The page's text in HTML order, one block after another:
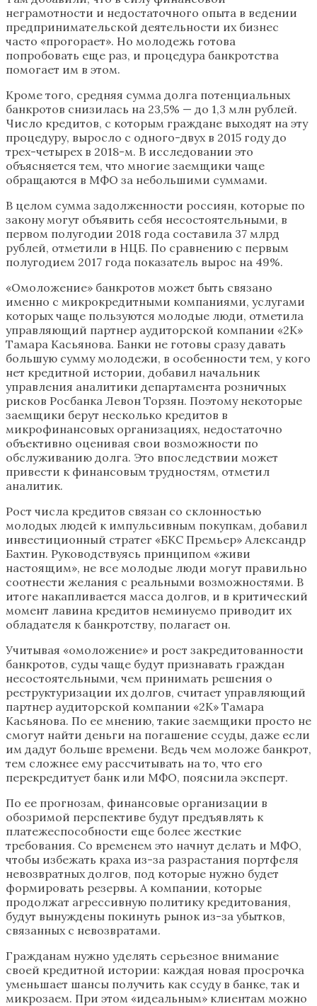
неграмотности и недостаточного опыта в ведении
предпринимательской деятельности их бизнес
часто «прогорает». Но молодежь готова
попробовать еще раз, и процедура банкротства
помогает им в этом.
Кроме того, средняя сумма долга потенциальных
банкротов снизилась на 23,5% — до 1,3 млн рублей.
Число кредитов, с которым граждане выходят на эту
процедуру, выросло с одного-двух в 2015 году до
трех-четырех в 2018-м. В исследовании это
объясняется тем, что многие заемщики чаще
обращаются в МФО за небольшими суммами.
В целом сумма задолженности россиян, которые по
закону могут объявить себя несостоятельными, в
первом полугодии 2018 года составила 37 млрд
рублей, отметили в НЦБ. По сравнению с первым
полугодием 2017 года показатель вырос на 49%.
«Омоложение» банкротов может быть связано
именно с микрокредитными компаниями, услугами
которых чаще пользуются молодые люди, отметила
управляющий партнер аудиторской компании «2К»
Тамара Касьянова. Банки не готовы сразу давать
большую сумму молодежи, в особенности тем, у кого
нет кредитной истории, добавил начальник
управления аналитики департамента розничных
рисков Росбанка Левон Торзян. Поэтому некоторые
заемщики берут несколько кредитов в
микрофинансовых организациях, недостаточно
объективно оценивая свои возможности по
обслуживанию долга. Это впоследствии может
привести к финансовым трудностям, отметил
аналитик.
Рост числа кредитов связан со склонностью
молодых людей к импульсивным покупкам, добавил
инвестиционный стратег «БКС Премьер» Александр
Бахтин. Руководствуясь принципом «живи
настоящим», не все молодые люди могут правильно
соотнести желания с реальными возможностями. В
итоге накапливается масса долгов, и в критический
момент лавина кредитов неминуемо приводит их
обладателя к банкротству, полагает он.
Учитывая «омоложение» и рост закредитованности
банкротов, суды чаще будут признавать граждан
несостоятельными, чем принимать решения о
реструктуризации их долгов, считает управляющий
партнер аудиторской компании «2К» Тамара
Касьянова. По ее мнению, такие заемщики просто не
смогут найти деньги на погашение ссуды, даже если
им дадут больше времени. Ведь чем моложе банкрот,
тем сложнее ему рассчитывать на то, что его
перекредитует банк или МФО, пояснила эксперт.
По ее прогнозам, финансовые организации в
обозримой перспективе будут предъявлять к
платежеспособности еще более жесткие
требования. Со временем это начнут делать и МФО,
чтобы избежать краха из-за разрастания портфеля
невозвратных долгов, под которые нужно будет
формировать резервы. А компании, которые
продолжат агрессивную политику кредитования,
будут вынуждены покинуть рынок из-за убытков,
связанных с невозвратами.
Гражданам нужно уделять серьезное внимание
своей кредитной истории: каждая новая просрочка
уменьшает шансы получить как ссуду в банке, так и
микрозаем. При этом «идеальным» клиентам можно